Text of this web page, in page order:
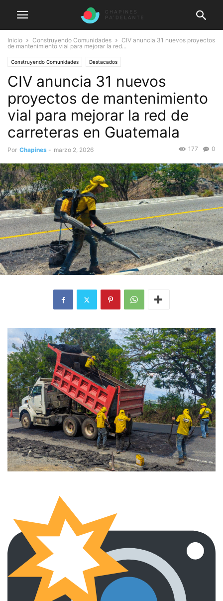
Inicio Construyendo Comunidades
CIV anuncia 31 nuevos proyectos
de mantenimiento vial para mejorar la red...
Construyendo Comunidades Destacados
CIV anuncia 31 nuevos
proyectos de mantenimiento
vial para mejorar la red de
carreteras en Guatemala
Por Chapines - marzo 2, 2026 0
177